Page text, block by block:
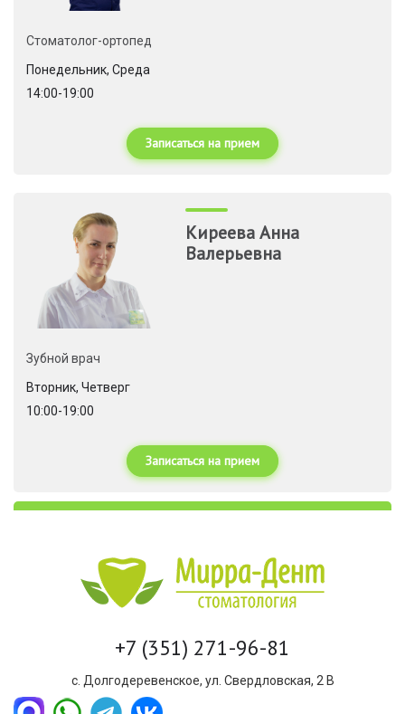
Стоматолог-ортопед
Понедельник, Среда
14:00-19:00
Записаться на прием
Киреева Анна
Валерьевна
Зубной врач
Вторник, Четверг
10:00-19:00
Записаться на прием
+7 (351) 271-96-81
с. Долгодеревенское, ул. Свердловская, 2 В